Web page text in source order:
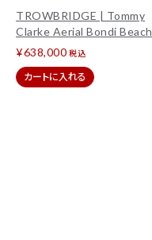
TROWBRIDGE | Tommy
Clarke Aerial Bondi Beach
¥638,000 税込
カートに入れる